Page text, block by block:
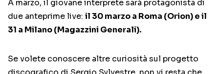
A marzo, il giovane interprete sarà protagonista di
due anteprime live: il 30 marzo a Roma (Orion) e il
31 a Milano (Magazzini Generali).
Se volete conoscere altre curiosità sul progetto